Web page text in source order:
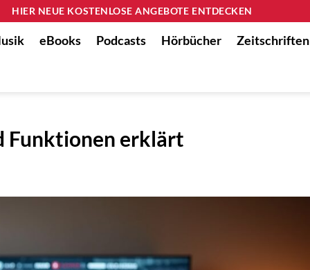
HIER NEUE KOSTENLOSE ANGEBOTE ENTDECKEN
eBooks Podcasts Hörbücher Zeitschriften
Funktionen erklärt